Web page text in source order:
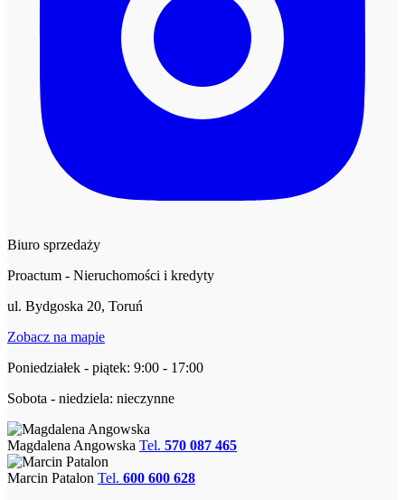
Biuro sprzedaży
Proactum - Nieruchomości i kredyty
ul. Bydgoska 20, Toruń
Zobacz na mapie
Poniedziałek - piątek: 9:00 - 17:00
Sobota - niedziela: nieczynne
Magdalena Angowska Tel. 570 087 465
Marcin Patalon Tel. 600 600 628